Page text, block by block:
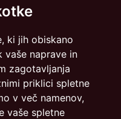
ki jih obiskano
vaše naprave in
zagotavljanja
priklici spletne
v več namenov,
vaše spletne
| Dimičeva ulica 13 |